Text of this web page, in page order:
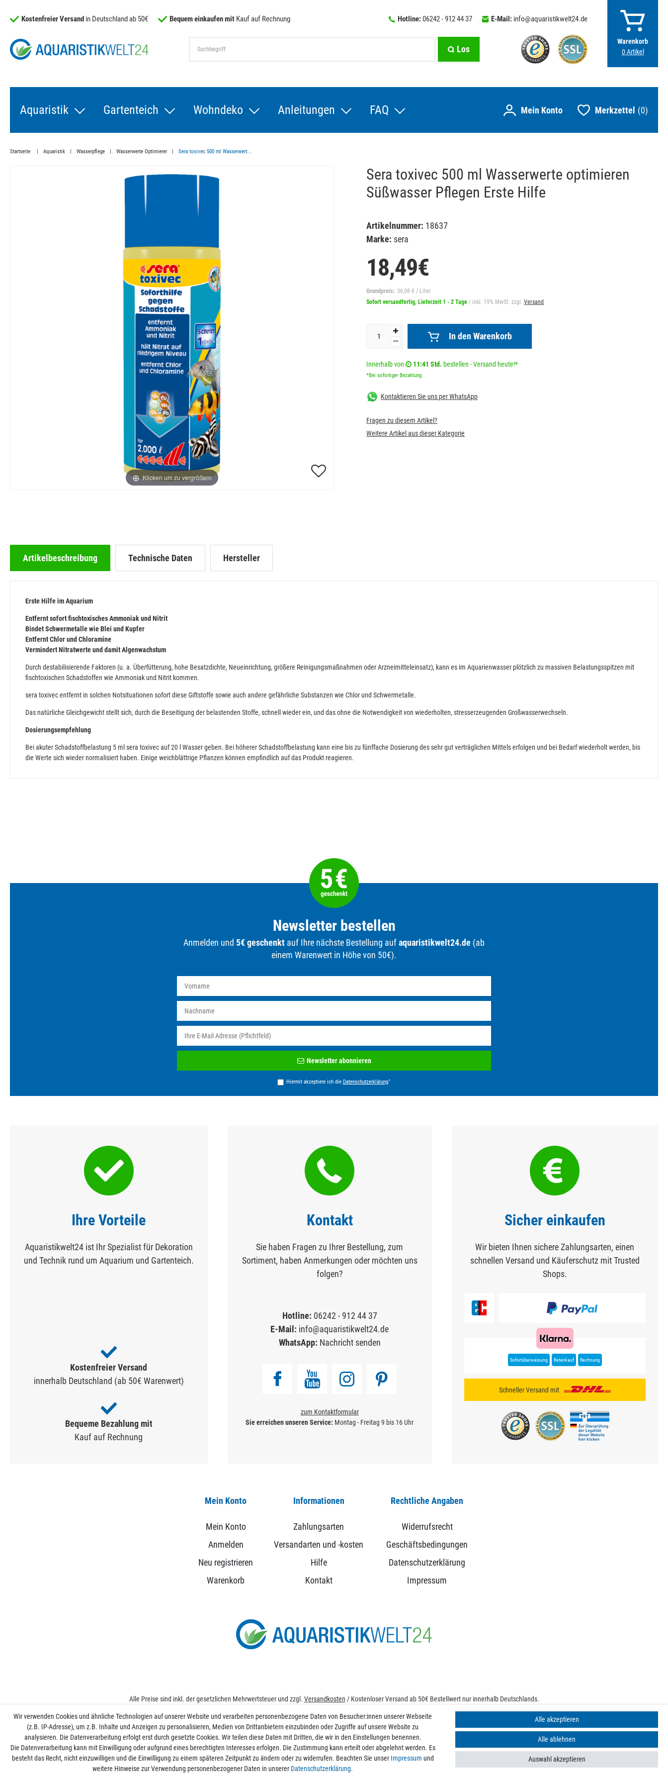
Warenkorb
0 Artikel
Kostenfreier Versand in Deutschland ab 50€ Bequem einkaufen mit Kauf auf Rechnung Hotline:06242 - 912 44 37 E-Mail: info@aquaristikwelt24.de
Los
Aquaristik Gartenteich Wohndeko Anleitungen FAQ Merkzettel 0
Startseite Aquaristik Wasserpflege Wasserwerte Optimierer Sera toxivec 500 ml Wasserwert...
Klicken um zu vergrößern
Sera toxivec 500 ml Wasserwerte optimieren
Süßwasser Pflegen Erste Hilfe
Artikelnummer: 18637
Marke: sera
18,49€
Grundpreis:: 36,98 € / Liter
Sofort versandfertig, Lieferzeit 1 - 2 Tage/ inkl. 19% MwSt. zzgl.Versand
In den Warenkorb
Innerhalb von 11:41 Std. bestellen - Versand heute!*
*Bei sofortiger Bezahlung
Kontaktieren Sie uns per WhatsApp
Fragen zu diesem Artikel?
Weitere Artikel aus dieser Kategorie
Artikelbeschreibung Technische Daten Hersteller
Erste Hilfe im Aquarium
Entfernt sofort fischtoxisches Ammoniak und Nitrit
Bindet Schwermetalle wie Blei und Kupfer
Entfernt Chlor und Chloramine
Vermindert Nitratwerte und damit Algenwachstum
Durch destabilisierende Faktoren (u. a. Überfütterung, hohe Besatzdichte, Neueinrichtung, größere Reinigungsmaßnahmen oder Arzneimitteleinsatz), kann es im Aquarienwasser plötzlich zu massiven Belastungsspitzen mit
fischtoxischen Schadstoffen wie Ammoniak und Nitrit kommen.
sera toxivec entfernt in solchen Notsituationen sofort diese Giftstoffe sowie auch andere gefährliche Substanzen wie Chlor und Schwermetalle.
Das natürliche Gleichgewicht stellt sich, durch die Beseitigung der belastenden Stoffe, schnell wieder ein, und das ohne die Notwendigkeit von wiederholten, stresserzeugenden Großwasserwechseln.
Dosierungsempfehlung
Bei akuter Schadstoffbelastung 5 ml sera toxivec auf 20 l Wasser geben. Bei höherer Schadstoffbelastung kann eine bis zu fünffache Dosierung des sehr gut verträglichen Mittels erfolgen und bei Bedarf wiederholt werden, bis
die Werte sich wieder normalisiert haben. Einige weichblättrige Pflanzen können empfindlich auf das Produkt reagieren.
Newsletter bestellen
Anmelden und 5€ geschenkt auf Ihre nächste Bestellung aufaquaristikwelt24.de (ab
einem Warenwert in Höhe von 50€).
Honig
Newsletter abonnieren
Hiermit akzeptiere ich die Daten­schutz­erklärung*
Ihre Vorteile
Aquaristikwelt24 ist Ihr Spezialist für Dekoration
und Technik rund um Aquarium und Gartenteich.
Kostenfreier Versand
innerhalb Deutschland (ab 50€ Warenwert)
Bequeme Bezahlung mit
Kauf auf Rechnung
Kontakt
Sie haben Fragen zu Ihrer Bestellung, zum
Sortiment, haben Anmerkungen oder möchten uns
folgen?
Hotline: 06242 - 912 44 37
E-Mail: info@aquaristikwelt24.de
WhatsApp: Nachricht senden
zum Kontaktformular
Sie erreichen unseren Service: Montag - Freitag 9 bis 16 Uhr
Sicher einkaufen
Wir bieten Ihnen sichere Zahlungsarten, einen
schnellen Versand und Käuferschutz mit Trusted
Shops.
Sofortüberweisung Ratenkauf Rechnung
Schneller Versand mit
Mein Konto
Mein Konto
Anmelden
Neu registrieren
Warenkorb
Informationen
Zahlungsarten
Versandarten und -kosten
Hilfe
Kontakt
Rechtliche Angaben
Widerrufsrecht
Geschäftsbedingungen
Datenschutzerklärung
Impressum
Alle Preise sind inkl. der gesetzlichen Mehrwertsteuer und zzgl. Versandkosten / Kostenloser Versand ab 50€ Bestellwert nur innerhalb Deutschlands.
Kontakt
Wir verwenden Cookies und ähnliche Technologien auf unserer Website und verarbeiten personenbezogene Daten von Besucher:innen unserer Webseite
(z.B. IP-Adresse), um z.B. Inhalte und Anzeigen zu personalisieren, Medien von Drittanbietern einzubinden oder Zugriffe auf unsere Website zu
analysieren. Die Datenverarbeitung erfolgt erst durch gesetzte Cookies. Wir teilen diese Daten mit Dritten, die wir in den Einstellungen benennen.
Die Datenverarbeitung kann mit Einwilligung oder aufgrund eines berechtigten Interesses erfolgen. Die Zustimmung kann erteilt oder abgelehnt werden. Es
besteht das Recht, nicht einzuwilligen und die Einwilligung zu einem späteren Zeitpunkt zu ändern oder zu widerrufen. Beachten Sie unser Impressum und
weitere Hinweise zur Verwendung personenbezogener Daten in unserer Daten­schutz­erklärung.
Alle akzeptieren
Alle ablehnen
Auswahl akzeptieren